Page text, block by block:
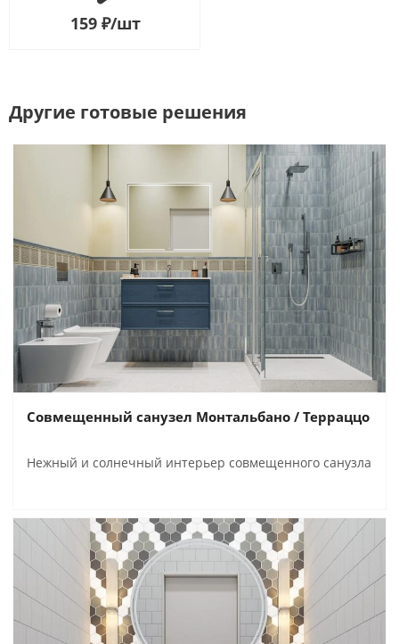
159₽/шт
Другие готовые решения
Совмещенный санузел Монтальбано / Терраццо
Нежный и солнечный интерьер совмещенного санузла